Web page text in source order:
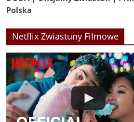
Polska
Netflix Zwiastuny Filmowe